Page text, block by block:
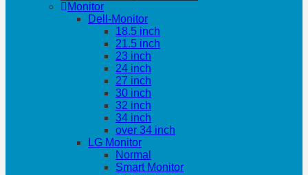
Monitor
Dell-Monitor
18.5 inch
21.5 inch
23 inch
24 inch
27 inch
30 inch
32 inch
34 inch
over 34 inch
LG Monitor
Normal
Smart Monitor